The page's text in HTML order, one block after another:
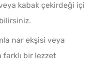
kabak çekirdeği içi
nar ekşisi veya
bir lezzet